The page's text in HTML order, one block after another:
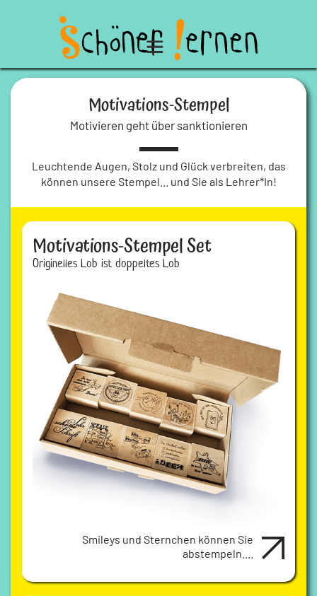
Motivations-Stempel
Motivieren geht über sanktionieren
Leuchtende Augen, Stolz und Glück verbreiten, das
können unsere Stempel... und Sie als Lehrer*In!
Motivations-Stempel Set
Originelles Lob ist doppeltes Lob
Smileys und Sternchen können Sie
abstempeln....